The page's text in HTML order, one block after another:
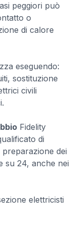
peggiori può
o
di calore
eseguendo:
sostituzione
civili
Fidelity
di
dei
su 24, anche nei
elettricisti